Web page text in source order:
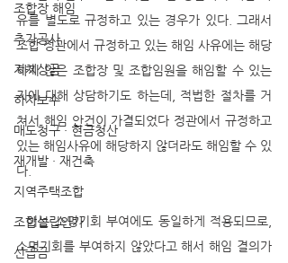
조합장 해임
추가공사
지체상금
하자보수
매도청구 · 현금청산
재개발 · 재건축
지역주택조합
조합설립인가
선급금
유를 별도로 규정하고 있는 경우가 있다. 그래서
조합 정관에서 규정하고 있는 해임 사유에는 해당
하지 않은 조합장 및 조합임원을 해임할 수 있는
지에 대해 상담하기도 하는데, 적법한 절차를 거
쳐서 해임 안건이 가결되었다 정관에서 규정하고
있는 해임사유에 해당하지 않더라도 해임할 수 있
다.
  이는 소명기회 부여에도 동일하게 적용되므로,
소명기회를 부여하지 않았다고 해서 해임 결의가